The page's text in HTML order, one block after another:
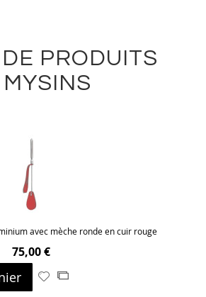
PRODUITS
MYSINS
avec mèche ronde en cuir rouge
75,00 €
AjouterAjouter